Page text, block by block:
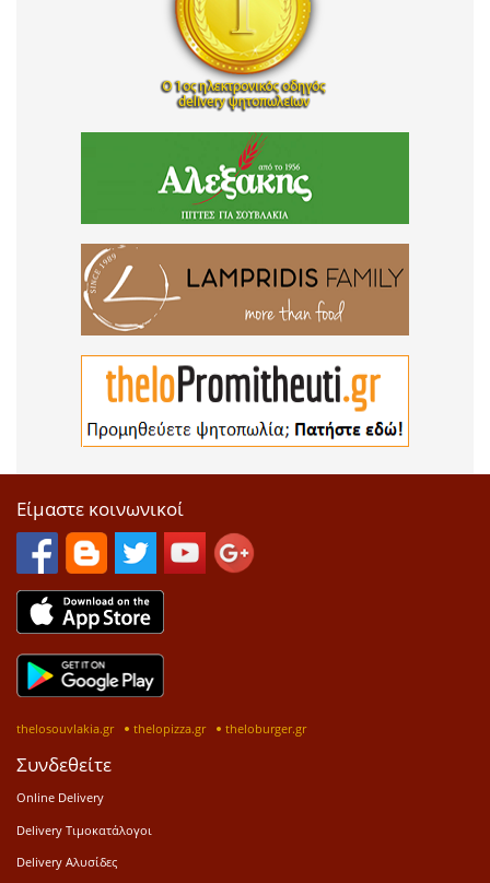
Είμαστε κοινωνικοί
thelosouvlakia.gr thelopizza.gr theloburger.gr
Συνδεθείτε
Online Delivery
Delivery Τιμοκατάλογοι
Delivery Αλυσίδες